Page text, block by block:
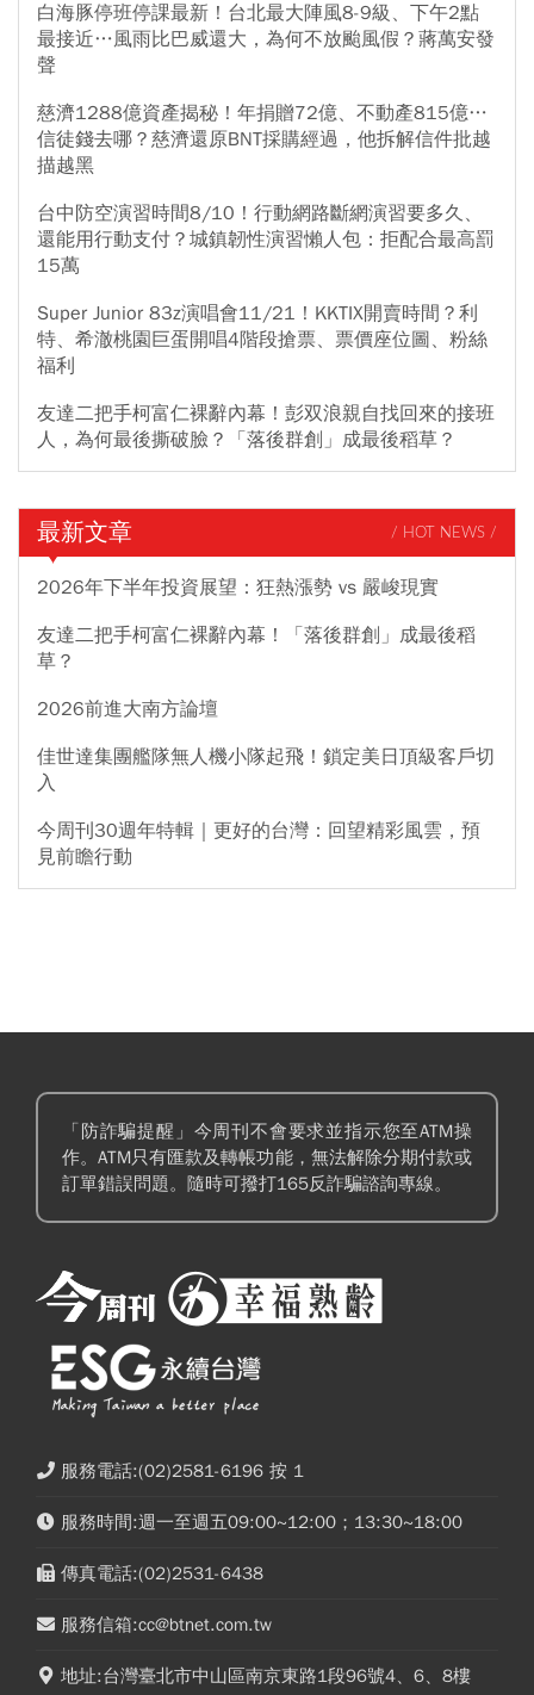
白海豚停班停課最新！台北最大陣風8-9級、下午2點
最接近…風雨比巴威還大，為何不放颱風假？蔣萬安發
聲
慈濟1288億資產揭秘！年捐贈72億、不動產815億…
信徒錢去哪？慈濟還原BNT採購經過，他拆解信件批越
描越黑
台中防空演習時間8/10！行動網路斷網演習要多久、
還能用行動支付？城鎮韌性演習懶人包：拒配合最高罰
15萬
Super Junior 83z演唱會11/21！KKTIX開賣時間？利
特、希澈桃園巨蛋開唱4階段搶票、票價座位圖、粉絲
福利
友達二把手柯富仁裸辭內幕！彭双浪親自找回來的接班
人，為何最後撕破臉？「落後群創」成最後稻草？
最新文章 / HOT NEWS /
2026年下半年投資展望：狂熱漲勢 vs 嚴峻現實
友達二把手柯富仁裸辭內幕！「落後群創」成最後稻
草？
2026前進大南方論壇
佳世達集團艦隊無人機小隊起飛！鎖定美日頂級客戶切
入
今周刊30週年特輯｜更好的台灣：回望精彩風雲，預
見前瞻行動
「防詐騙提醒」今周刊不會要求並指示您至ATM操
作。ATM只有匯款及轉帳功能，無法解除分期付款或
訂單錯誤問題。隨時可撥打165反詐騙諮詢專線。
服務電話:(02)2581-6196 按 1
服務時間:週一至週五09:00~12:00；13:30~18:00
傳真電話:(02)2531-6438
服務信箱:cc@btnet.com.tw
地址:台灣臺北市中山區南京東路1段96號4、6、8樓